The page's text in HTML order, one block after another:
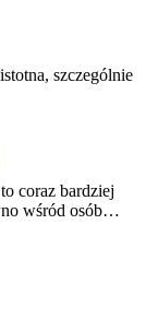
szczególnie
coraz bardziej
wśród osób…